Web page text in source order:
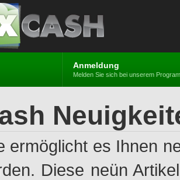
Anmeldung
Melden Sie sich bei unserem
ermöglicht es Ihnen
Diese neün